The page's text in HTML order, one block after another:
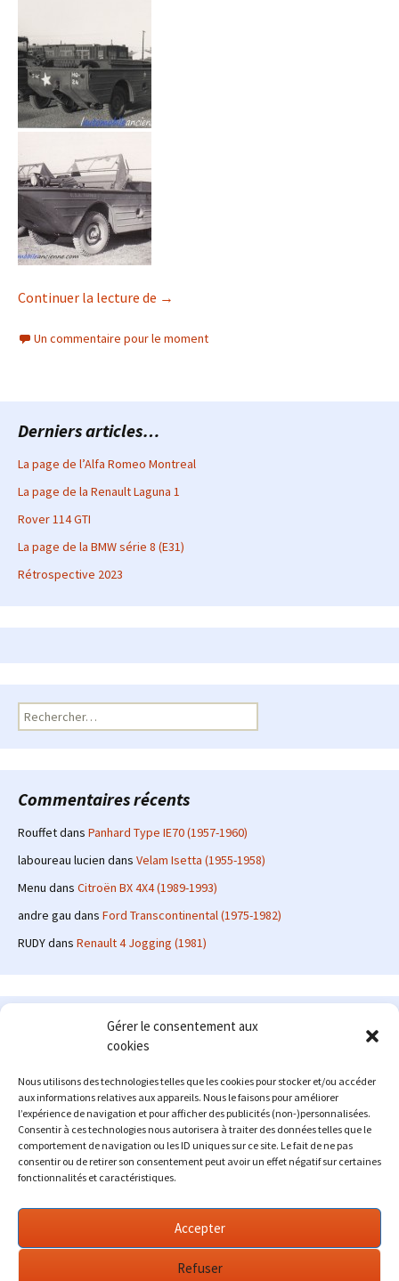
Gérer le consentement aux
cookies
Nous utilisons des technologies telles que les cookies pour stocker et/ou accéder
aux informations relatives aux appareils. Nous le faisons pour améliorer
l’expérience de navigation et pour afficher des publicités (non-)personnalisées.
Consentir à ces technologies nous autorisera à traiter des données telles que le
comportement de navigation ou les ID uniques sur ce site. Le fait de ne pas
consentir ou de retirer son consentement peut avoir un effet négatif sur certaines
fonctionnalités et caractéristiques.
Accepter
Refuser
Continuer la lecture de Ford GPA – La Jeep amphibie(1942-
→
Un commentaire pour le moment
Derniers articles…
La page de l’Alfa Romeo Montreal
La page de la Renault Laguna 1
Rover 114 GTI
La page de la BMW série 8 (E31)
Rétrospective 2023
Rechercher :
Commentaires récents
Rouffetdans Panhard Type IE70 (1957-1960)
laboureau lucien dans Velam Isetta (1955-1958)
Menu dans Citroën BX 4X4 (1989-1993)
andre gau dans Ford Transcontinental (1975-1982)
RUDYdans Renault 4 Jogging (1981)
Le site en quelques mots
: passionné d'automobile ancienne depuis de
nombreuses années, j'ai commencé à partager ma passion sur
internet à partir de 2009 au travers d'un blog qui a connu un relatif
succès. Fin 2013, je décide de prendre mon autonomie et me lancer
avec mon propre site : l'Automobile Ancienne.
Me contacter : alex(at)lautomobileancienne.com